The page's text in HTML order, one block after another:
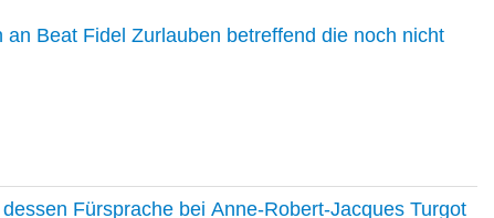
Beat Fidel Zurlauben betreffend die noch nicht
Fürsprache bei Anne-Robert-Jacques Turgot